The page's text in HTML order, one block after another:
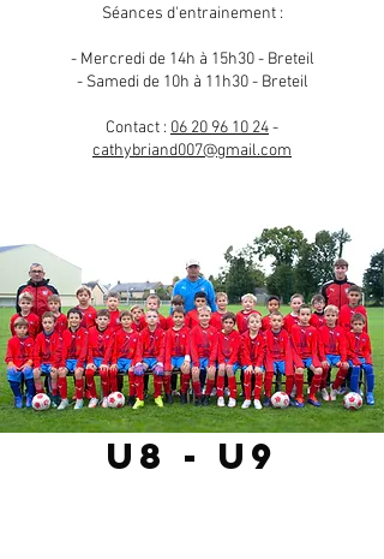
Séances d'entrainement :
- Mercredi de 14h à 15h30 - Breteil
- Samedi de 10h à 11h30 - Breteil
Contact : 06 20 96 10 24-
cathybriand007@gmail.com
U8 - U9